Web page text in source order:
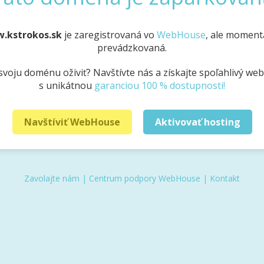
je zaregistrovaná vo WebHouse, ale
prevádzkovaná.
doménu oživiť? Navštívte nás a získajte spoľahlivý
s unikátnou garanciou 100 % dostupnosti!
Navštíviť WebHouse Aktivovať hosting
Zavolajte nám | Centrum podpory WebHouse | Kontakt